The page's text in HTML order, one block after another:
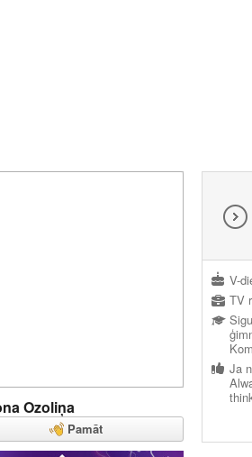
Ozoliņa
Pamāt
V-
TV
Ja